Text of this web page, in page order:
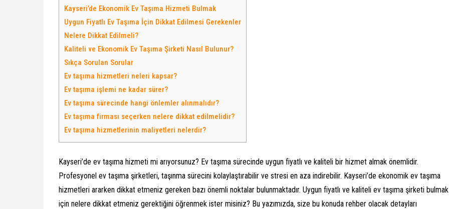
Kayseri’de Ekonomik Ev Taşıma Hizmeti Bulmak
Uygun Fiyatlı Ev Taşıma İçin Dikkat Edilmesi Gerekenler
Nelere Dikkat Edilmeli?
Kaliteli ve Ekonomik Ev Taşıma Şirketi Nasıl Bulunur?
Sıkça Sorulan Sorular
Ev taşıma hizmetleri neleri kapsar?
Ev taşıma işlemi ne kadar sürer?
Ev taşıma sürecinde hangi önlemler alınmalıdır?
Ev taşıma firması seçerken nelere dikkat edilmelidir?
Ev taşıma hizmetlerinin maliyetleri nelerdir?
Kayseri’de ev taşıma hizmeti mi arıyorsunuz? Ev taşıma sürecinde uygun fiyatlı ve kaliteli bir hizmet almak önemlidir.
Profesyonel ev taşıma şirketleri, taşınma sürecini kolaylaştırabilir ve stresi en aza indirebilir. Kayseri’de ekonomik ev taşıma
hizmetleri ararken dikkat etmeniz gereken bazı önemli noktalar bulunmaktadır. Uygun fiyatlı ve kaliteli ev taşıma şirketi bulmak
için nelere dikkat etmeniz gerektiğini öğrenmek ister misiniz? Bu yazımızda, size bu konuda rehber olacak detayları